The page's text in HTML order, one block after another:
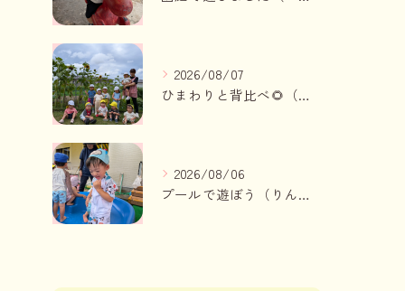
2026/08/07
ひまわりと背比べ🌻（りんご組、いちご組）
2026/08/06
プールで遊ぼう（りんご組、いちご組）